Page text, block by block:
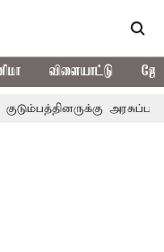
விளையாட்டு
அரசுப்பணி